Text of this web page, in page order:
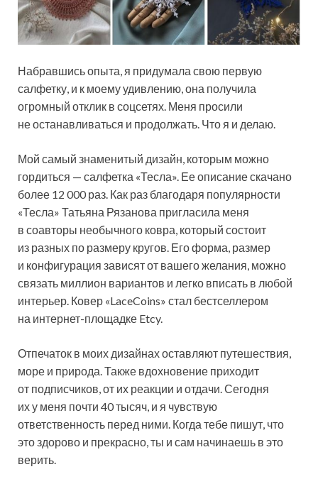
Набравшись опыта, я придумала свою первую
салфетку, и к моему удивлению, она получила
огромный отклик в соцсетях. Меня просили
не останавливаться и продолжать. Что я и делаю.
Мой самый знаменитый дизайн, которым можно
гордиться — салфетка «Тесла». Ее описание скачано
более 12 000 раз. Как раз благодаря популярности
«Тесла» Татьяна Рязанова пригласила меня
в соавторы необычного ковра, который состоит
из разных по размеру кругов. Его форма, размер
и конфигурация зависят от вашего желания, можно
связать миллион вариантов и легко вписать в любой
интерьер. Ковер «LaceCoins» стал бестселлером
на интернет-площадке Etcy.
Отпечаток в моих дизайнах оставляют путешествия,
море и природа. Также вдохновение приходит
от подписчиков, от их реакции и отдачи. Сегодня
их у меня почти 40 тысяч, и я чувствую
ответственность перед ними. Когда тебе пишут, что
это здорово и прекрасно, ты и сам начинаешь в это
верить.